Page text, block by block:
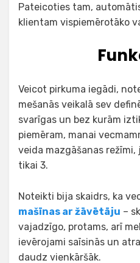
Pateicoties tam,
klientam vispiemērotāko
Veicot pirkuma iegādi,
mešanās veikalā sev
svarīgas un bez kurām
piemēram, manai
veida mazgāšanas
tikai 3.
Noteikti bija skaidrs, ka
mašīnas ar žāvētāju –
vajadzīgo, protams, arī
ievērojami saīsinās un
daudz vienkāršāk.